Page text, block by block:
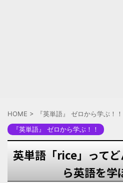
HOME > 『英単語』 ゼロから学ぶ！！
『英単語』 ゼロから学ぶ！！
英単語「rice」って
ら英語を学